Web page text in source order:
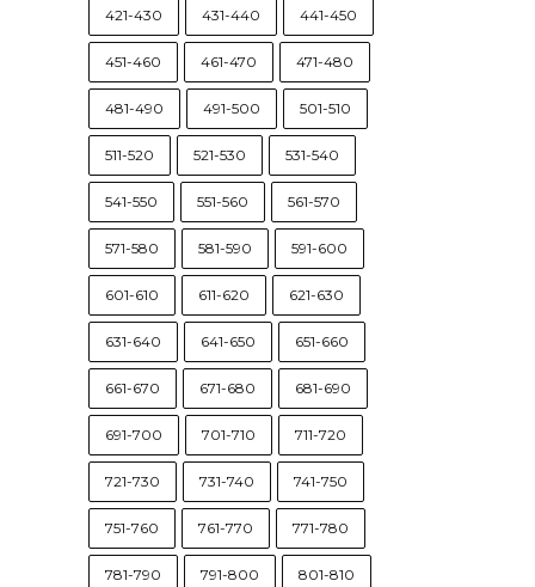
421-430 431-440 441-450
451-460 461-470 471-480
481-490 491-500 501-510
511-520 521-530 531-540
541-550 551-560 561-570
571-580 581-590 591-600
601-610 611-620 621-630
631-640 641-650 651-660
661-670 671-680 681-690
691-700 701-710 711-720
721-730 731-740 741-750
751-760 761-770 771-780
781-790 791-800 801-810